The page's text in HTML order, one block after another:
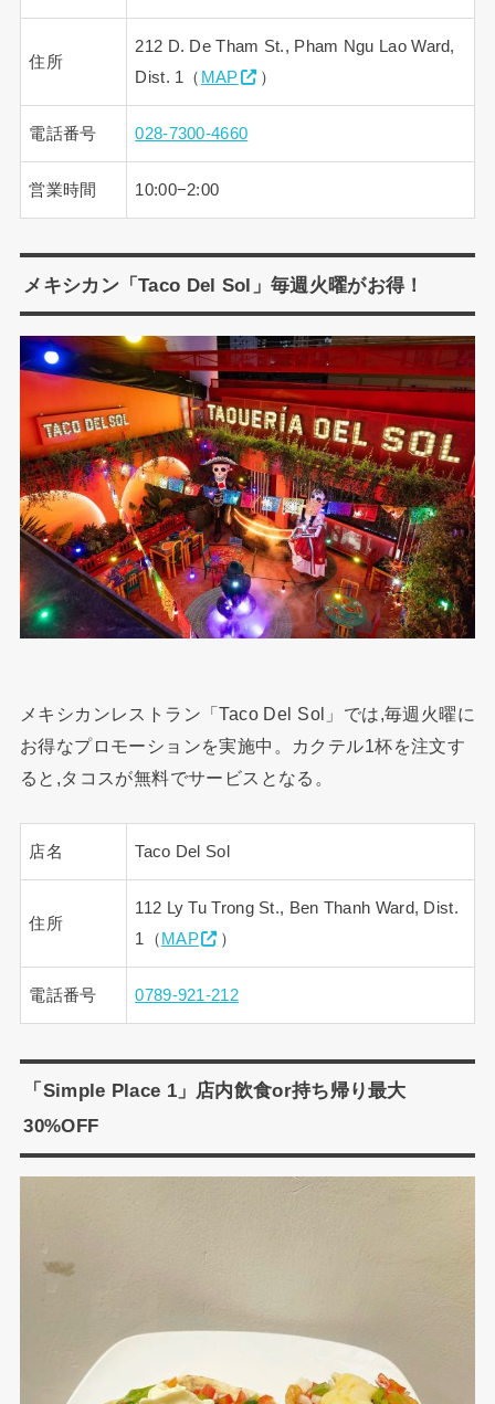
住所
212 D. De Tham St., Pham Ngu Lao Ward,
Dist. 1（ MAP ）
電話番号 028-7300-4660
営業時間 10:00−2:00
メキシカン「Taco Del Sol」毎週火曜がお得！
メキシカンレストラン「Taco Del Sol」では,毎週火曜に
お得なプロモーションを実施中。カクテル1杯を注文す
ると,タコスが無料でサービスとなる。
店名 Taco Del Sol
住所
112 Ly Tu Trong St., Ben Thanh Ward, Dist.
1（ MAP ）
電話番号 0789-921-212
「Simple Place 1」店内飲食or持ち帰り最大
30%OFF